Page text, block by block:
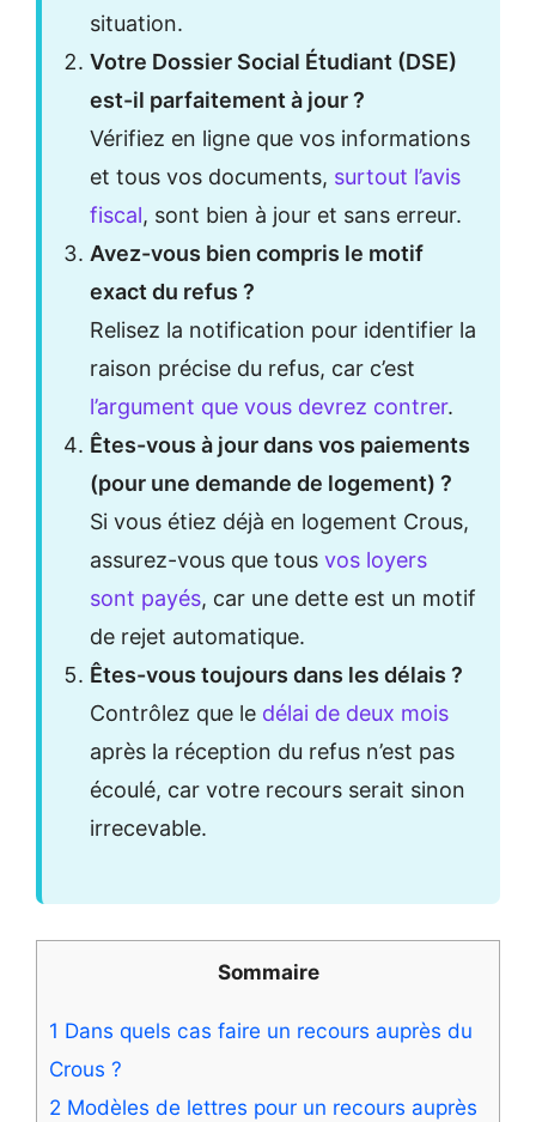
situation.
Votre Dossier Social Étudiant (DSE)
est-il parfaitement à jour ?
Vérifiez en ligne que vos informations
et tous vos documents, surtout l’avis
fiscal, sont bien à jour et sans erreur.
Avez-vous bien compris le motif
exact du refus ?
Relisez la notification pour identifier la
raison précise du refus, car c’est
l’argument que vous devrez contrer.
Êtes-vous à jour dans vos paiements
(pour une demande de logement) ?
Si vous étiez déjà en logement Crous,
assurez-vous que tous vos loyers
sont payés, car une dette est un motif
de rejet automatique.
Êtes-vous toujours dans les délais ?
Contrôlez que le délai de deux mois
après la réception du refus n’est pas
écoulé, car votre recours serait sinon
irrecevable.
Sommaire
1 Dans quels cas faire un recours auprès du
Crous ?
2 Modèles de lettres pour un recours auprès